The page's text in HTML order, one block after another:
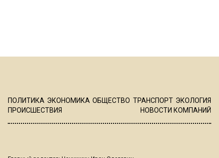
ПОЛИТИКА ЭКОНОМИКА ОБЩЕСТВО ТРАНСПОРТ ЭКОЛОГИЯ
ПРОИСШЕСТВИЯ
НОВОСТИ КОМПАНИЙ